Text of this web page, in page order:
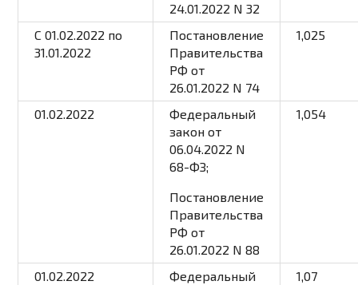
24.01.2022 N 32
С 01.02.2022 по
31.01.2022
Постановление
Правительства
РФ от
26.01.2022 N 74
1,025
01.02.2022
Федеральный
закон от
06.04.2022 N
68-ФЗ;
Постановление
Правительства
РФ от
26.01.2022 N 88
1,054
01.02.2022
Федеральный
1,07